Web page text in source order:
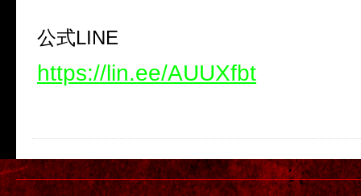
公式LINE
https://lin.ee/AUUXfbt